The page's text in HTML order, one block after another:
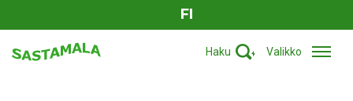
FI
Haku Valikko